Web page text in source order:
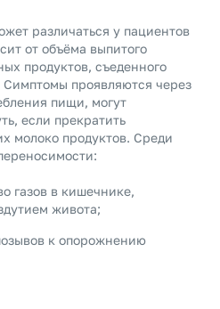
различаться у пациентов
от объёма выпитого
продуктов, съеденного
Симптомы проявляются через
пищи, могут
если прекратить
молоко продуктов. Среди
газов в кишечнике,
живота;
к опорожнению